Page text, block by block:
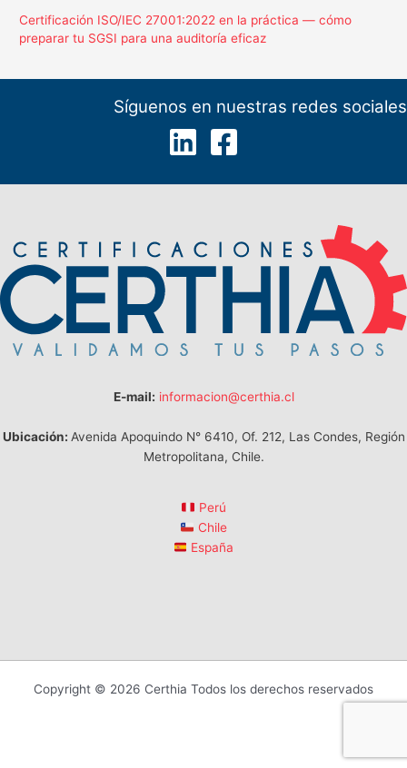
Certificación ISO/IEC 27001:2022 en la práctica — cómo
preparar tu SGSI para una auditoría eficaz
Síguenos en nuestras redes sociales
E-mail: informacion@certhia.cl
Ubicación: Avenida Apoquindo N° 6410, Of. 212, Las Condes, Región
Metropolitana, Chile.
Perú
Chile
España
Copyright © 2026 Certhia Todos los derechos reservados